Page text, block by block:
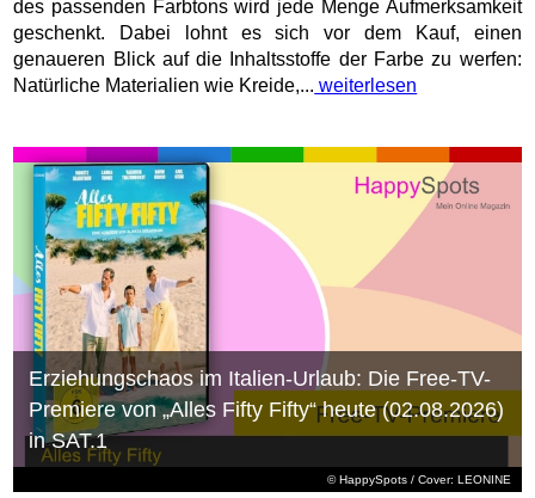
des passenden Farbtons wird jede Menge Aufmerksamkeit
geschenkt. Dabei lohnt es sich vor dem Kauf, einen
genaueren Blick auf die Inhaltsstoffe der Farbe zu werfen:
Natürliche Materialien wie Kreide,... weiterlesen
© HappySpots / Cover: LEONINE
Erziehungschaos im Italien-Urlaub: Die Free-TV-
Premiere von „Alles Fifty Fifty“ heute (02.08.2026)
in SAT.1